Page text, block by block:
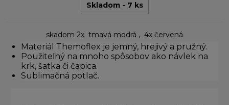
Skladom - 7 ks
skadom 2x tmavá modrá , 4x červená
Materiál Themoflex je jemný, hrejivý a pružný.
Použiteľný na mnoho spôsobov ako návlek na
krk, šatka či čapica.
Sublimačná potlač.